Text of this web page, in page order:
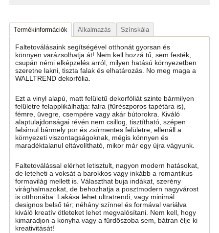
Termékinformációk Alkalmazás Színskála
Faltetoválásaink segítségével otthonát gyorsan és
könnyen varázsolhatja át! Nem kell hozzá tű, sem festék,
csupán némi elképzelés arról, milyen hatású környezetben
szeretne lakni, tiszta falak és elhatározás. No meg maga a
WALLTREND dekorfólia.
Ezt a vinyl alapú, matt felületű dekorfóliát szinte bármilyen
felületre felapplikálhatja: falra (fűrészporos tapétára is),
fémre, üvegre, csempére vagy akár bútorokra. Kiváló
alaptulajdonságai révén nem csillog, tisztítható, szépen
felsimul bármely por és zsírmentes felületre, ellenáll a
környezeti viszontagságoknak, mégis könnyen és
maradéktalanul eltávolítható, mikor már egy újra vágyunk.
Faltetoválással elérhet letisztult, nagyon modern hatásokat,
de leteheti a voksát a barokkos vagy inkább a romantikus
formavilág mellett is. Választhat buja indákat, szerény
virághalmazokat, de behozhatja a posztmodern nagyvárost
is otthonába. Lakása lehet ultratrendi, vagy minimál
designos belső tér; néhány színnel és formával variálva
kiváló kreatív ötleteket lehet megvalósítani. Nem kell, hogy
kimaradjon a konyha vagy a fürdőszoba sem, bátran élje ki
kreativitását!